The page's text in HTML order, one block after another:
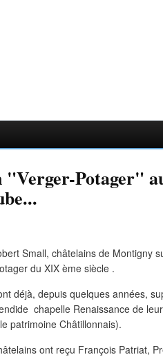
Potager"
Small, châtelains de Montigny
du XIX ème siècle .
déjà, depuis quelques années,
chapelle Renaissance de
patrimoine Châtillonnais).
ont reçu François Patriat,